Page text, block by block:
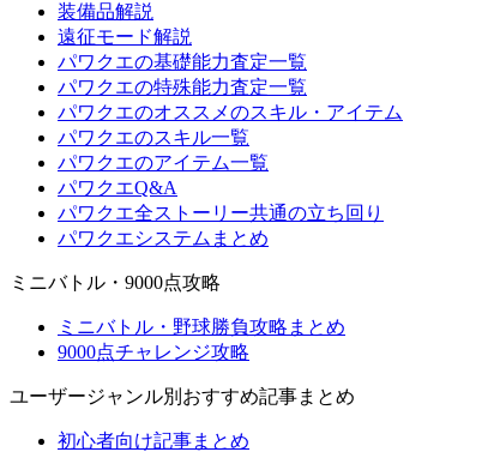
装備品解説
遠征モード解説
パワクエの基礎能力査定一覧
パワクエの特殊能力査定一覧
パワクエのオススメのスキル・アイテム
パワクエのスキル一覧
パワクエのアイテム一覧
パワクエQ&A
パワクエ全ストーリー共通の立ち回り
パワクエシステムまとめ
ミニバトル・9000点攻略
ミニバトル・野球勝負攻略まとめ
9000点チャレンジ攻略
ユーザージャンル別おすすめ記事まとめ
初心者向け記事まとめ